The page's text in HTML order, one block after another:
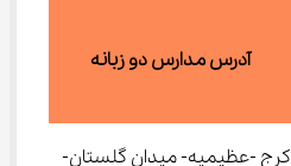
آدرس مدارس دو زبانه
کرج -عظیمیه- میدان گلستان-